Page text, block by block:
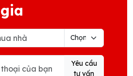
Yêu cầu
tư vấn